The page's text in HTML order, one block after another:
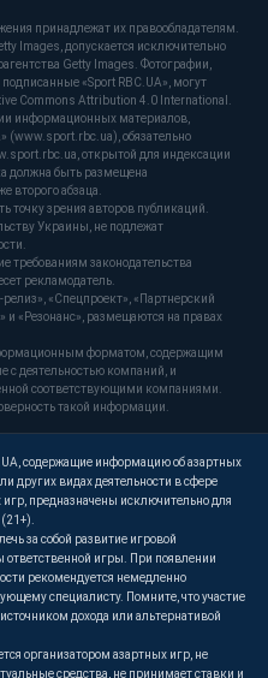
принадлежат их правообладателям.
Images, допускается исключительно
Getty Images. Фотографии,
«Sport RBC.UA», могут
Commons Attribution 4.0 International.
информационных материалов,
(www.sport.rbc.ua), обязательно
открытой для индексации
должна быть размещена
второго абзаца.
точку зрения авторов публикаций.
Украины, не подлежат
требованиям законодательства
рекламодатель.
«Спецпроект», «Партнерский
и «Резонанс», размещаются на правах
форматом, содержащим
с деятельностью компаний, и
соответствующими компаниями.
такой информации.
содержащие информацию об азартных
других видах деятельности в сфере
предназначены исключительно для
за собой развитие игровой
игры. При появлении
рекомендуется немедленно
специалисту. Помните, что участие
дохода или альтернативой
организатором азартных игр, не
средства, не принимает ставки и